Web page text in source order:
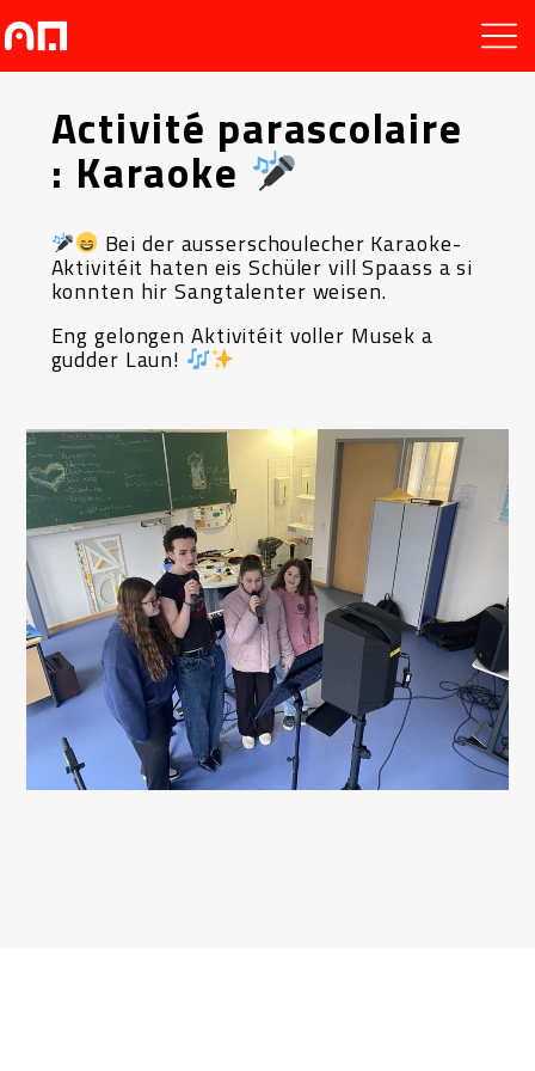
Activité parascolaire
: Karaoke
Bei der ausserschoulecher Karaoke-
Aktivitéit haten eis Schüler vill Spaass a si
konnten hir Sangtalenter weisen.
Eng gelongen Aktivitéit voller Musek a
gudder Laun!